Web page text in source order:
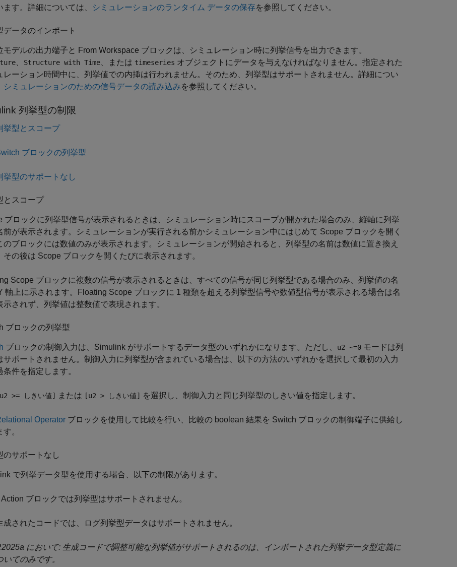
ます。詳細については、
シミュレーションのランタイム データの保存を参照してください。
データのインポート
モデルの出力端子と From Workspace ブロックは、シミュレーション時に列挙信号を出力できます。
Structure with Time 、または timeseries オブジェクトにデータを与えなければなりません。指定された
レーション時間中に、列挙値での内挿は行われません。そのため、列挙型はサポートされません。詳細につい
シミュレーションのための信号データの読み込みを参照してください。
列挙型の制限
挙型とスコープ
ブロックの列挙型
挙型のサポートなし
とスコープ
ブロックに列挙型信号が表示されるときは、シミュレーション時にスコープが開かれた場合のみ、縦軸に列挙
前が表示されます。シミュレーションが実行される前かシミュレーション中にはじめて Scope ブロックを開く
のブロックには数値のみが表示されます。シミュレーションが開始されると、列挙型の名前は数値に置き換え
その後は Scope ブロックを開くたびに表示されます。
Scope ブロックに複数の信号が表示されるときは、すべての信号が同じ列挙型である場合のみ、列挙値の名
軸上に示されます。
Floating Scope ブロックに 1 種類を超える列挙型信号や数値型信号が表示される場合は名
示されず、列挙値は整数値で表現されます。
ブロックの列挙型
ブロックの制御入力は、Simulink がサポートするデータ型のいずれかになります。ただし、 u2 ~=0 モードは列
サポートされません。制御入力に列挙型が含まれている場合は、以下の方法のいずれかを選択して最初の入力
条件を指定します。
>= しきい値] または [u2 > しきい値] を選択し、制御入力と同じ列挙型のしきい値を指定します。
Operator ブロックを使用して比較を行い、比較の boolean 結果を Switch ブロックの制御端子に供給し
す。
のサポートなし
で列挙データ型を使用する場合、以下の制限があります。
Action ブロックでは列挙型はサポートされません。
成されたコードでは、ログ列挙型データはサポートされません。
において: 生成コードで調整可能な列挙値がサポートされるのは、インポートされた列挙データ型定義に
いてのみです。